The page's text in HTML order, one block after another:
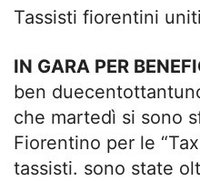
Tassisti fiorentini
IN GARA PER
ben
che martedì si sono
Fiorentino per le
tassisti. sono state